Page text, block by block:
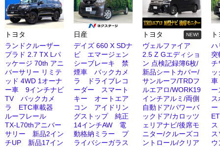
トヨタ
ランドクルーザー
プラド 2.7 TX Lパ
ッケージ 70th アニ
バーサリー リミテ
ッド 4WD 1オーナ
ー車 9インチナビ
TV バックカメ
ラ ETC車載器
ルーフレール
TX-L70thアニバー
サリー 新品2イン
チUP 新品17イン
日産
デイズ 660 X SDナ
ビ エマージェン
シーブレーキ 禁
煙車 バックカメ
ラ ドライブレコ
ーダー スマート
キー オートエア
コン アイドリン
グストップ 純正
14インチAW 電
動格納ミラー プ
ライバシーガラス
トヨタ NEW!
ヴェルファイア
2.5 Z Gエディショ
ン 点検記録簿6枚/
新品シートカバー/
サンルーフ/TRDフ
ルエアロ/WORK19
インチアルミ/両側
自動ドア/パワーバ
ックドア/カロッツ
ェリアナビ/後席モ
ニター/クルーズコ
ントロール/クリア
ハ
チ
車